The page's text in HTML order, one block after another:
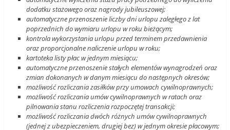
dodatku stażowego oraz nagrody jubileuszowej;
automatyczne przenoszenie liczby dni urlopu zaległego z lat
poprzednich do wymiaru urlopu w roku bieżącym;
kontrola wykorzystania urlopu przed terminem przedawnienia
oraz proporcjonalne naliczenie urlopu w roku;
kartoteka listy płac w jednym miesiącu;
automatyczne przenoszenie stałych elementów wynagrodzeń oraz
zmian dokonanych w danym miesiącu do następnych okresów;
możliwość rozliczania zasiłków przy umowach cywilnoprawnych;
możliwość rozliczania umów cywilnoprawnych w ratach oraz
pilnowania stanu rozliczenia rozpoczętej transakcji;
możliwość rozliczania dwóch różnych umów cywilnoprawnych
(jednej z ubezpieczeniem, drugiej bez) w jednym okresie płacowym;